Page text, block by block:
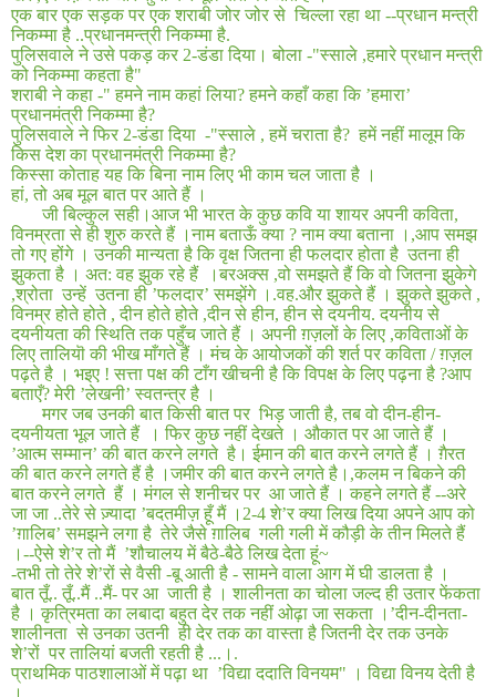
एक बार एक सड़क पर एक शराबी जोर जोर से चिल्ला रहा था --प्रधान मन्त्री
निकम्मा है ..प्रधानमन्त्री निकम्मा है.
पुलिसवाले ने उसे पकड़ कर 2-डंडा दिया। बोला -"स्साले ,हमारे प्रधान मन्त्री
को निकम्मा कहता है"
शराबी ने कहा -"हमने नाम कहां लिया?हमने कहाँ कहा कि ’हमारा’
प्रधानमंत्री निकम्मा है?
पुलिसवाले ने फिर 2-डंडा दिया -"स्साले ,हमें चराता है? हमें नहीं मालूम कि
किस देश का प्रधानमंत्री निकम्मा है?
किस्सा कोताह यह कि बिना नाम लिए भी काम चल जाता है ।
हां,तो अब मूल बात पर आते हैं ।
जी बिल्कुल सही।आज भी भारत के कुछ कवि या शायर अपनी कविता,
विनम्रता से ही शुरु करते हैं ।नाम बताऊँ क्या ?नाम क्या बताना । ,आप समझ
तो गए होंगे । उनकी मान्यता है कि वृक्ष जितना ही फलदार होता है उतना ही
झुकता है । अत: वह झुक रहे हैं
।बरअक्स ,वो समझते हैं कि वो जितना झुकेगे
,श्रोता उन्हें उतना ही ’फलदार’ समझेंगे । .वह.और झुकते हैं । झुकते झुकते ,
विनम्र होते होते ,दीन होते होते ,दीन से हीन,हीन से दयनीय. दयनीय से
दयनीयता की स्थिति तक पहुँच जाते हैं । अपनी ग़ज़लों के लिए ,कविताओं के
लिए तालियॊ की भीख माँगते हैं । मंच के आयोजकों की शर्त पर कविता / ग़ज़ल
पढ़ते है । भइए ! सत्ता पक्ष की टाँग खीचनी है कि विपक्ष के लिए पढ़ना है ?आप
बताएँ?मेरी ’लेखनी’ स्वतन्त्र है ।
मगर जब उनकी बात किसी बात पर भिड़ जाती है, तब वो दीन-हीन-
दयनीयता भूल जाते हैं
। फिर कुछ नहीं देखते । औकात पर आ जाते हैं ।
’आत्म सम्मान’ की बात करने लगते है। ईमान की बात करने लगते हैं । ग़ैरत
की बात करने लगते हैं है ।जमीर की बात करने लगते है। ,कलम न बिकने की
बात करने लगते हैं । मंगल से शनीचर पर आ जाते हैं । कहने लगते हैं --अरे
जा जा ..तेरे से ज़्यादा ’बदतमीज़ हूँ मैं । 2-4शे’र क्या लिख दिया अपने आप को
’ग़ालिब’ समझने लगा है तेरे जैसे ग़ालिब गली गली में कौड़ी के तीन मिलते हैं
। --ऐसे शे’र तो मैं ’शौचालय में बैठे-बैठे लिख देता हूं~
-तभी तो तेरे शे’रों से वैसी -बू आती है - सामने वाला आग में घी डालता है ।
बात तूँ..तूँ..मैं ..मैं- पर आ जाती है । शालीनता का चोला जल्द ही उतार फेंकता
है । कृत्रिमता का लबादा बहुत देर तक नहीं ओढ़ा जा सकता ।’दीन-दीनता-
शालीनता से उनका उतनी ही देर तक का वास्ता है जितनी देर तक उनके
शे’रों पर तालियां बजती रहती है ... । .
प्राथमिक पाठशालाओं में पढ़ा था ’विद्या ददाति विनयम"
। विद्या विनय देती है
।